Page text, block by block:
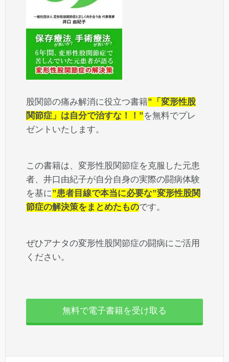
股関節の痛み解消に役立つ書籍”「変形性股
関節症」は自分で治すな！！”を無料でプレ
ゼントいたします。
この書籍は、変形性股関節症を克服した元患
者、井口由紀子が自分自身の実際の闘病体験
を基に”患者目線で本当に必要な”変形性股関
節症の解決策をまとめたものです。
ぜひアナタの変形性股関節症の闘病にご活用
ください。
無料で電子書籍を受け取る